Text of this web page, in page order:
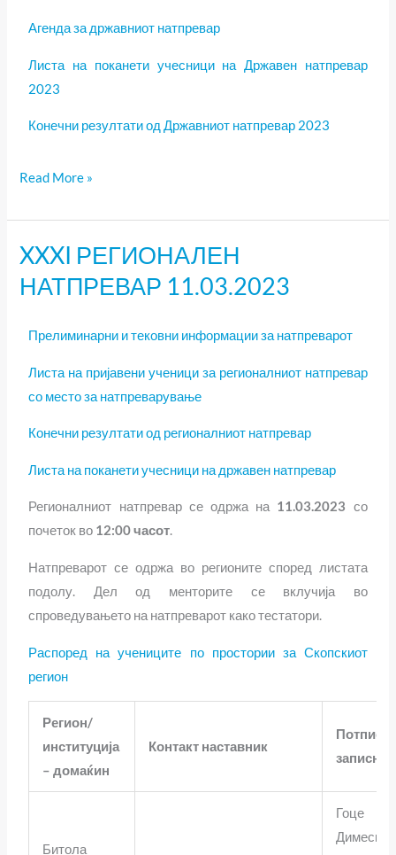
Агенда за државниот натпревар
Листа на поканети учесници на Државен натпревар
2023
Конечни резултати од Државниот натпревар 2023
25.03.2023
Read More »
XXXI РЕГИОНАЛЕН
НАТПРЕВАР 11.03.2023
Прелиминарни и тековни информации за натпреварот
Листа на пријавени ученици за регионалниот натпревар
со место за натпреварување
Конечни резултати од регионалниот натпревар
Листа на поканети учесници на државен натпревар
Регионалниот натпревар се одржа на 11.03.2023 со
почеток во 12:00 часот.
Натпреварот се одржа во регионите според листата
подолу. Дел од менторите се вклучија во
спроведувањето на натпреварот како тестатори.
Распоред на учениците по простории за Скопскиот
регион
Регион/
институција
– домаќин
Контакт наставник
Потпис –
записник
Битола
Гоце
Димески
XXXI
РЕГИОНАЛЕН
НАТПРЕВАР